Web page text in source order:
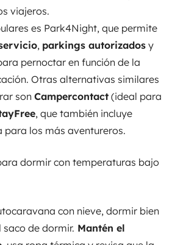
viajeros.
es Park4Night, que permite
, parkings autorizados y
pernoctar en función de la
Otras alternativas similares
son Campercontact (ideal para
, que también incluye
para los más aventureros.
dormir con temperaturas bajo
con nieve, dormir bien
saco de dormir. Mantén el